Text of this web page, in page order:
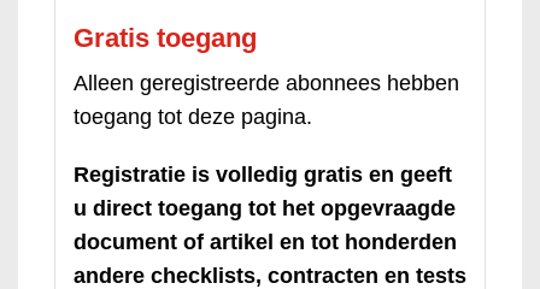
Gratis toegang
Alleen geregistreerde abonnees hebben
toegang tot deze pagina.
Registratie is volledig gratis en geeft
u direct toegang tot het opgevraagde
document of artikel en tot honderden
andere checklists, contracten en tests